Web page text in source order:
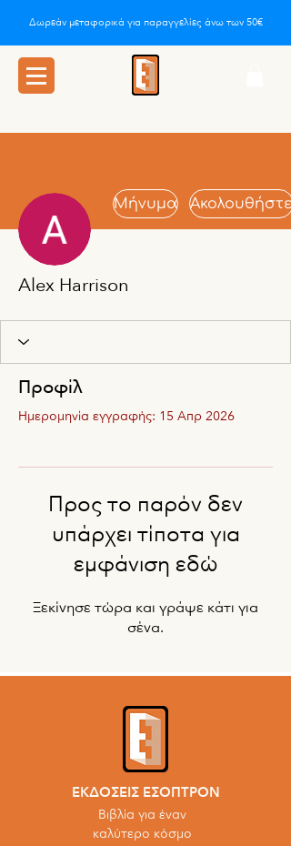
Δωρεάν μεταφορικά για παραγγελίες άνω των 50€
Μήνυμα Ακολουθήστε
Alex Harrison
Προφίλ
Ημερομηνία εγγραφής: 15 Απρ 2026
Προς το παρόν δεν
υπάρχει τίποτα για
εμφάνιση εδώ
Ξεκίνησε τώρα και γράψε κάτι για
σένα.
ΕΚΔΟΣΕΙΣ ΕΣΟΠΤΡΟΝ
Βιβλία για έναν
καλύτερο κόσμο